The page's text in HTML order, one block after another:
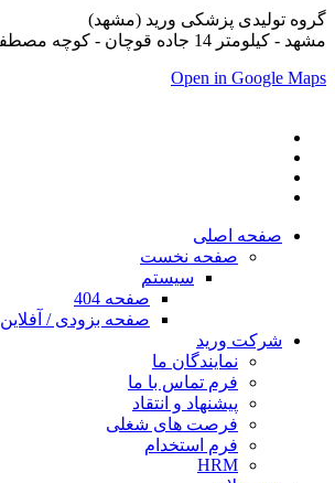
گروه تولیدی پزشکی ورید (مشهد)
مشهد - کیلومتر 14 جاده قوچان - کوچه مصطفی حسینی
Open in Google Maps
صفحه اصلی
صفحه نخست
سیستم
صفحه 404
صفحه بزودی / آفلاین
شرکت ورید
نمایندگان ما
فرم تماس با ما
پیشنهاد و انتقاد
فرصت های شغلی
فرم استخدام
HRM